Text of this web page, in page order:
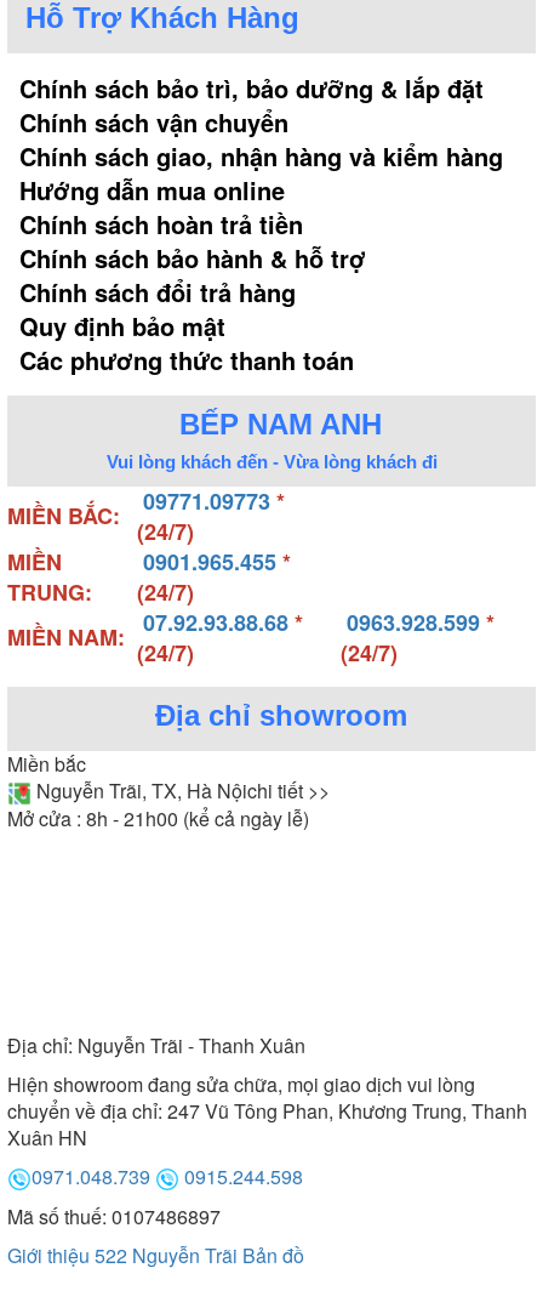
Hỗ Trợ Khách Hàng
Chính sách bảo trì, bảo dưỡng & lắp đặt
Chính sách vận chuyển
Chính sách giao, nhận hàng và kiểm hàng
Hướng dẫn mua online
Chính sách hoàn trả tiền
Chính sách bảo hành & hỗ trợ
Chính sách đổi trả hàng
Quy định bảo mật
Các phương thức thanh toán
BẾP NAM ANH
Vui lòng khách đến - Vừa lòng khách đi
MIỀN BẮC: 09771.09773*
(24/7)
MIỀN
TRUNG:
0901.965.455*
(24/7)
MIỀN NAM:
07.92.93.88.68*
(24/7)
0963.928.599*
(24/7)
Địa chỉ showroom
Miền bắc
Nguyễn Trãi, TX, Hà Nộichi tiết >>
Mở cửa : 8h - 21h00 (kể cả ngày lễ)
Địa chỉ: Nguyễn Trãi - Thanh Xuân
Hiện showroom đang sửa chữa, mọi giao dịch vui lòng
chuyển về địa chỉ: 247 Vũ Tông Phan, Khương Trung, Thanh
Xuân HN
0971.048.739
0915.244.598
Mã số thuế: 0107486897
Giới thiệu 522 Nguyễn Trãi Bản đồ